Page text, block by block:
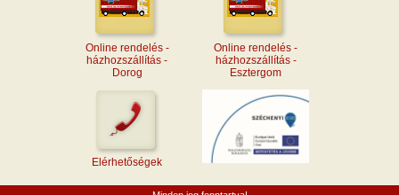
Online rendelés -
házhozszállítás -
Dorog
Online rendelés -
házhozszállítás -
Esztergom
Elérhetőségek